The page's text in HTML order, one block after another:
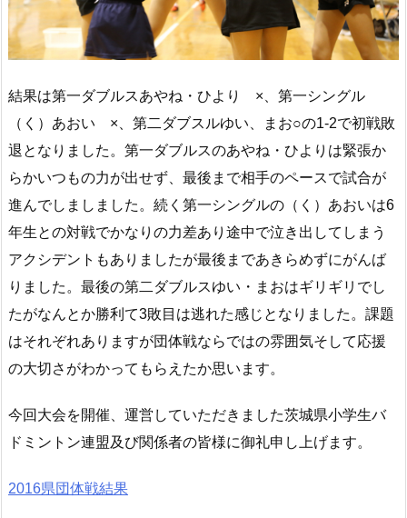
結果は第一ダブルスあやね・ひより ×、第一シングル
（く）あおい ×、第二ダブスルゆい、まお○の1-2で初戦敗
退となりました。第一ダブルスのあやね・ひよりは緊張か
らかいつもの力が出せず、最後まで相手のペースで試合が
進んでしましました。続く第一シングルの（く）あおいは6
年生との対戦でかなりの力差あり途中で泣き出してしまう
アクシデントもありましたが最後まであきらめずにがんば
りました。最後の第二ダブルスゆい・まおはギリギリでし
たがなんとか勝利て3敗目は逃れた感じとなりました。課題
はそれぞれありますが団体戦ならではの雰囲気そして応援
の大切さがわかってもらえたか思います。
今回大会を開催、運営していただきました茨城県小学生バ
ドミントン連盟及び関係者の皆様に御礼申し上げます。
2016県団体戦結果